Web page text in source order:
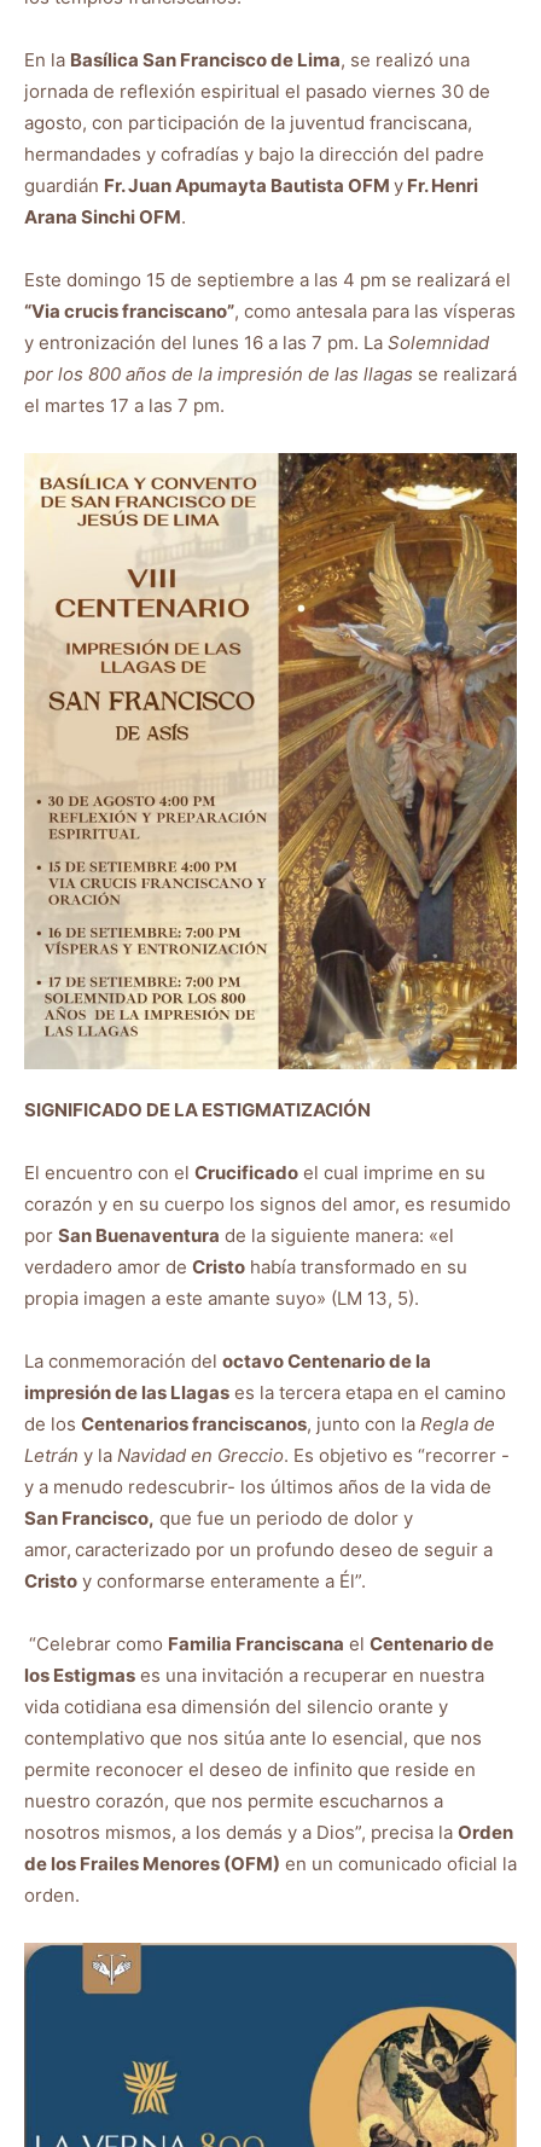
En la Basílica San Francisco de Lima, se realizó una
jornada de reflexión espiritual el pasado viernes 30 de
agosto, con participación de la juventud franciscana,
hermandades y cofradías y bajo la dirección del padre
guardián Fr. Juan Apumayta Bautista OFM y Fr. Henri
Arana Sinchi OFM.
Este domingo 15 de septiembre a las 4 pm se realizará el
“Via crucis franciscano”, como antesala para las vísperas
y entronización del lunes 16 a las 7 pm. La Solemnidad
por los 800 años de la impresión de las llagas se realizará
el martes 17 a las 7 pm.
SIGNIFICADO DE LA ESTIGMATIZACIÓN
El encuentro con el Crucificado el cual imprime en su
corazón y en su cuerpo los signos del amor, es resumido
por San Buenaventura de la siguiente manera: «el
verdadero amor de Cristo había transformado en su
propia imagen a este amante suyo» (LM 13, 5).
La conmemoración del octavo Centenario de la
impresión de las Llagas es la tercera etapa en el camino
de los Centenarios franciscanos, junto con la Regla de
Letrán y la Navidad en Greccio. Es objetivo es “recorrer -
y a menudo redescubrir- los últimos años de la vida de
San Francisco, que fue un periodo de dolor y
amor, caracterizado por un profundo deseo de seguir a
Cristo y conformarse enteramente a Él”.
“Celebrar como Familia Franciscana el Centenario de
los Estigmas es una invitación a recuperar en nuestra
vida cotidiana esa dimensión del silencio orante y
contemplativo que nos sitúa ante lo esencial, que nos
permite reconocer el deseo de infinito que reside en
nuestro corazón, que nos permite escucharnos a
nosotros mismos, a los demás y a Dios”, precisa la Orden
de los Frailes Menores (OFM) en un comunicado oficial la
orden.